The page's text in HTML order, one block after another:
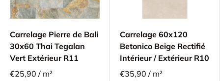
Carrelage Pierre de Bali
30x60 Thai Tegalan
Vert Extérieur R11
€25,90 / m²
Carrelage 60x120
Betonico Beige Rectifié
Intérieur / Extérieur R10
€35,90 / m²